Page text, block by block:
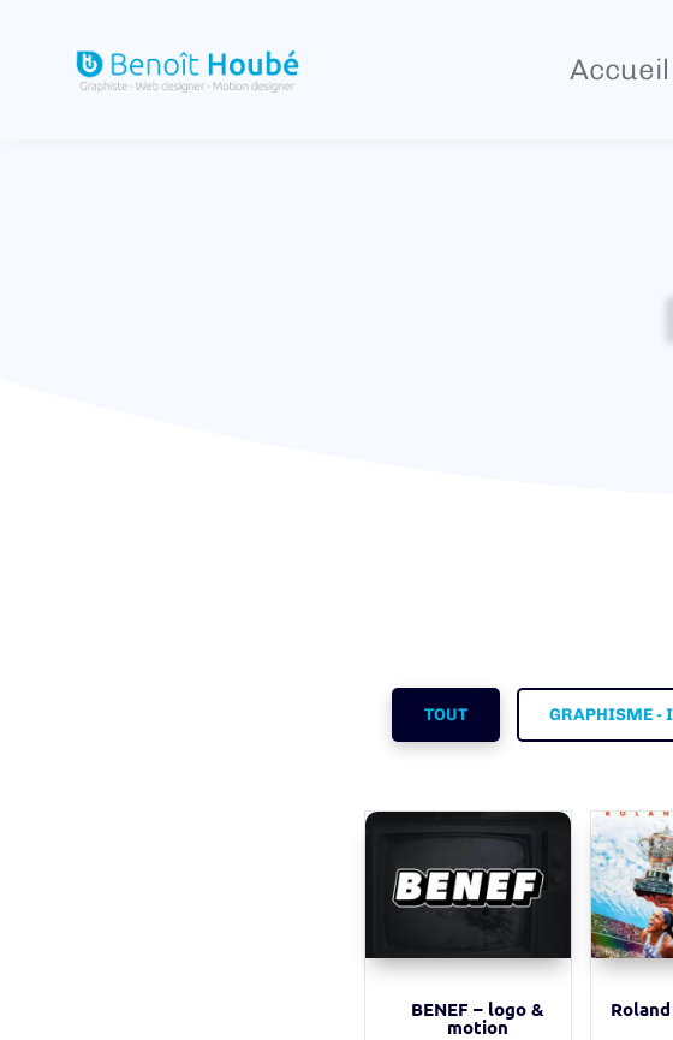
Accueil
TOUT GRAPHISME -
BENEF – logo &
motion